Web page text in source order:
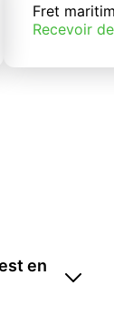
Fret
Recevoir
en